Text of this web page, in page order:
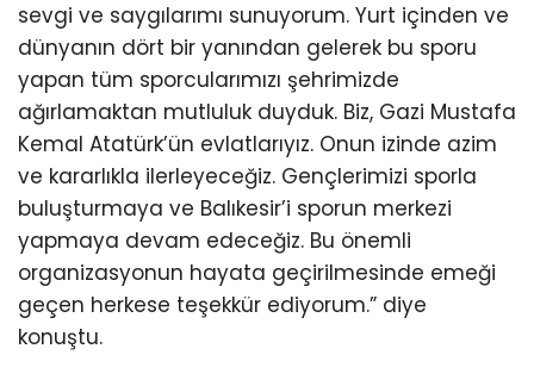
sevgi ve saygılarımı sunuyorum. Yurt içinden ve
dünyanın dört bir yanından gelerek bu sporu
yapan tüm sporcularımızı şehrimizde
ağırlamaktan mutluluk duyduk. Biz, Gazi Mustafa
Kemal Atatürk’ün evlatlarıyız. Onun izinde azim
ve kararlıkla ilerleyeceğiz. Gençlerimizi sporla
buluşturmaya ve Balıkesir’i sporun merkezi
yapmaya devam edeceğiz. Bu önemli
organizasyonun hayata geçirilmesinde emeği
geçen herkese teşekkür ediyorum.” diye
konuştu.